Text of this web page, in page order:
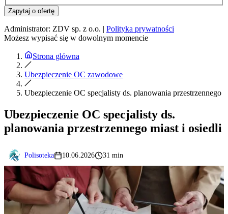
Zapytaj o ofertę
Administrator: ZDV sp. z o.o. | Polityka prywatności
Możesz wypisać się w dowolnym momencie
Strona główna
Ubezpieczenie OC zawodowe
Ubezpieczenie OC specjalisty ds. planowania przestrzennego
Ubezpieczenie OC specjalisty ds.
planowania przestrzennego miast i osiedli
Polisoteka 10.06.2026 31 min